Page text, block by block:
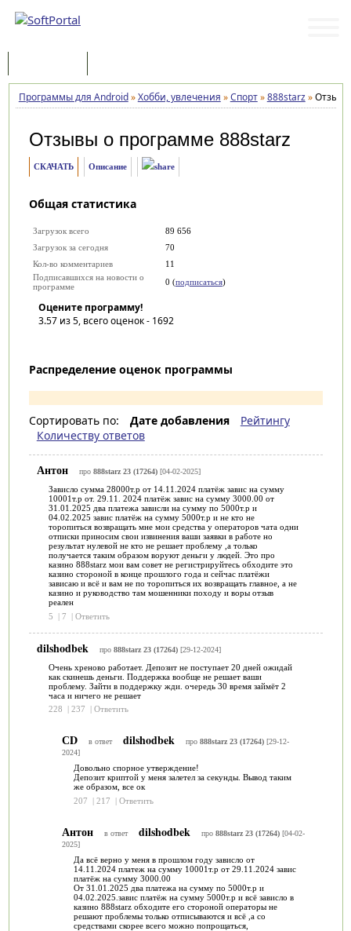
Программы для Android»Хобби, увлечения »Спорт»888starz»Отзывы
Отзывы о программе 888starz
СКАЧАТЬ Описание
Общая статистика
Загрузок всего
89 656
Загрузок за сегодня
70
Кол-во комментариев
11
Подписавшихся на новости о
программе
0 (подписаться)
Оцените программу!
3.57из 5, всего оценок - 1692
Распределение оценок программы
Сортировать по: Дате добавления
Рейтингу
Количеству ответов
Антон про 888starz 23 (17264)[04-02-2025]
Зависло сумма 28000т.р от 14.11.2024 платёж завис на сумму
10001т.р от. 29.11. 2024 платёж завис на сумму 3000.00 от
31.01.2025 два платежа зависли на сумму по 5000т.р и
04.02.2025 завис платёж на сумму 5000т.р и не кто не
торопиться возвращать мне мои средства у операторов чата одни
отписки приносим свои извинения ваши заявки в работе но
результат нулевой не кто не решает проблему ,а только
получается таким образом воруют деньги у людей. Это про
казино 888starz мои вам совет не регистрируйтесь обходите это
казино стороной в конце прошлого года и сейчас платёжи
зависаю и всё и вам не по торопиться их возвращать главное, а не
казино и руководство там мошенники походу и воры отзыв
реален
5
| 7 | Ответить
dilshodbek про 888starz 23 (17264)[29-12-2024]
Очень хреново работает. Депозит не поступает 20 дней ожидай
как скинешь деньги. Поддержка вообще не решает ваши
проблему. Зайти в поддержку жди. очередь 30 время займёт 2
часа и ничего не решает
228
| 237 | Ответить
СD в ответ dilshodbek про 888starz 23 (17264)[29-12-
2024]
Довольно спорное утверждение!
Депозит криптой у меня залетел за секунды. Вывод таким
же образом, все ок
207
| 217 | Ответить
Антон в ответ dilshodbek про 888starz 23 (17264)[04-02-
2025]
Да всё верно у меня в прошлом году зависло от
14.11.2024 платеж на сумму 10001т.р от 29.11.2024 завис
платёж на сумму 3000.00
От 31.01.2025 два платежа на сумму по 5000т.р и
04.02.2025.завис платёж на сумму 5000т.р и всё зависло в
казино 888starz обходите его стороной операторы не
решают проблемы только отписываются и всё ,а со
средствами скорее всего можно попрощаться,